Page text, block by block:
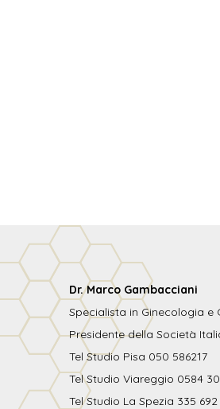
Dr. Marco Gambacciani
Specialista in Ginecologia
Presidente della Società
Tel Studio Pisa 050 586217
Tel Studio Viareggio 0584
Tel Studio La Spezia 335 692